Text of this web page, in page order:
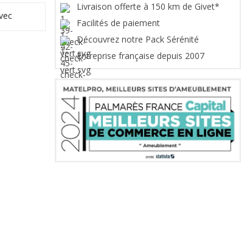
Livraison offerte à 150 km de Givet*
Facilités de paiement
Découvrez notre Pack Sérénité
Entreprise française depuis 2007